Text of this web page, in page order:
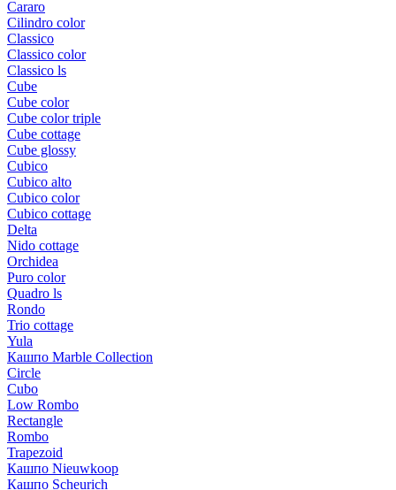
Cararo
Cilindro color
Classico
Classico color
Classico ls
Cube
Cube color
Cube color triple
Cube cottage
Cube glossy
Cubico
Cubico alto
Cubico color
Cubico cottage
Delta
Nido cottage
Orchidea
Puro color
Quadro ls
Rondo
Trio cottage
Yula
Кашпо Marble Collection
Circle
Cubo
Low Rombo
Rectangle
Rombo
Trapezoid
Кашпо Nieuwkoop
Кашпо Scheurich